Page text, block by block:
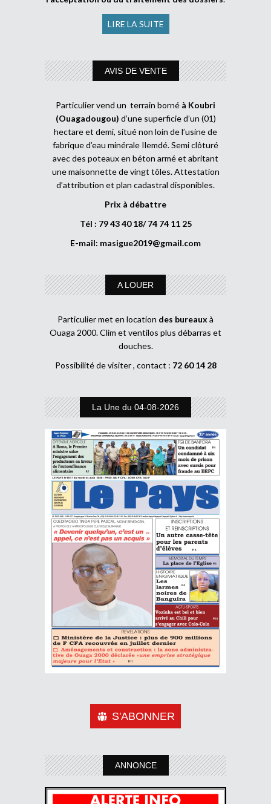
LIRE LA SUITE
AVIS DE VENTE
Particulier vend un terrain borné à Koubri
(Ouagadougou) d’une superficie d’un (01)
hectare et demi, situé non loin de l’usine de
fabrique d’eau minérale Ilemdé. Semi clôturé
avec des poteaux en béton armé et abritant
une maisonnette de vingt tôles. Attestation
d’attribution et plan cadastral disponibles.
Prix à débattre
Tél : 79 43 40 18/ 74 74 11 25
E-mail: masigue2019@gmail.com
A LOUER
Particulier met en location des bureaux à
Ouaga 2000. Clim et ventilos plus débarras et
douches.
Possibilité de visiter , contact : 72 60 14 28
La Une du 04-08-2026
S'ABONNER
ANNONCE